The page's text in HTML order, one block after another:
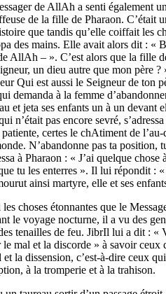
de AllAh a senti également
de la fille de Pharaon. C’était
que tandis qu’elle coiffait les
des mains. Elle avait alors dit : «
AllAh – ». C’est alors que la fille
un dieu autre que mon père
Qui est aussi le Seigneur de ton
demanda à la femme
et jeta ses enfants un à un devant
n’était pas encore sevré,
patiente, certes le chAtiment de
N’abandonne pas ta position,
à Pharaon : « J’ai quelque
tu les enterres ». Il lui répondit :
ainsi martyre, elle et ses
les choses étonnantes que le
le voyage nocturne, il a vu des
tenailles de feu. JibrIl lui a dit : «
le mal et la discorde » à savoir
et la dissension, c’est-à-dire ceux
à la tromperie et à la trahison.